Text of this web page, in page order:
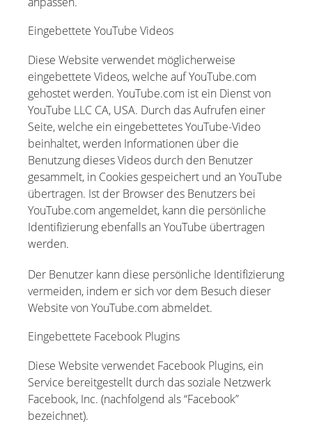
Eingebettete YouTube Videos
Diese Website verwendet möglicherweise
eingebettete Videos, welche auf YouTube.com
gehostet werden. YouTube.com ist ein Dienst von
YouTube LLC CA, USA. Durch das Aufrufen einer
Seite, welche ein eingebettetes YouTube-Video
beinhaltet, werden Informationen über die
Benutzung dieses Videos durch den Benutzer
gesammelt, in Cookies gespeichert und an YouTube
übertragen. Ist der Browser des Benutzers bei
YouTube.com angemeldet, kann die persönliche
Identifizierung ebenfalls an YouTube übertragen
werden.
Der Benutzer kann diese persönliche Identifizierung
vermeiden, indem er sich vor dem Besuch dieser
Website von YouTube.com abmeldet.
Eingebettete Facebook Plugins
Diese Website verwendet Facebook Plugins, ein
Service bereitgestellt durch das soziale Netzwerk
Facebook, Inc. (nachfolgend als “Facebook”
bezeichnet).